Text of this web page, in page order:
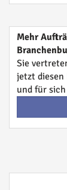
Mehr
Sie
jetzt diesen
und für